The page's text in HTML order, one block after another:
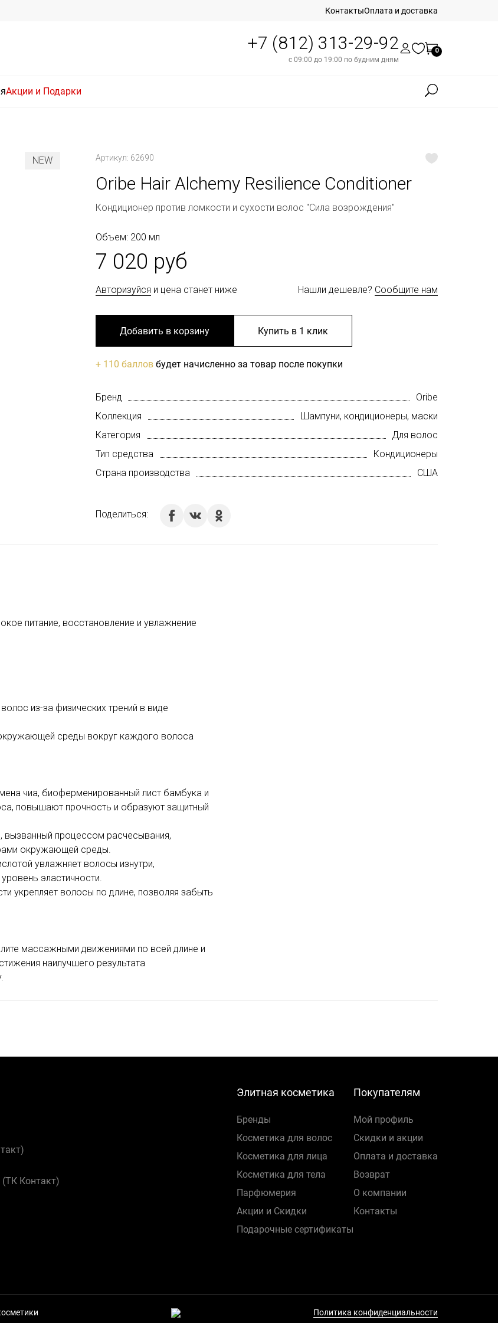
КонтактыОплата и доставка
+7 (812) 313-29-92
с 09:00 до 19:00 по будним дням
0
Акции и Подарки
NEW Артикул: 62690
Oribe Hair Alchemy Resilience Conditioner
Кондиционер против ломкости и сухости волос "Сила возрождения"
Объем: 200 мл
7 020 руб
Авторизуйся и цена станет ниже Нашли дешевле? Сообщите нам
Добавить в корзину Купить в 1 клик
+ 110 баллов будет начисленно за товар после покупки
Бренд
Oribe
Коллекция
Шампуни, кондиционеры, маски
Категория
Для волос
Тип средства
Кондиционеры
Страна производства
США
Поделиться:
питание, восстановление и увлажнение
из-за физических трений в виде
среды вокруг каждого волоса
чиа, биоферменированный лист бамбука и
повышают прочность и образуют защитный
процессом расчесывания,
окружающей среды.
увлажняет волосы изнутри,
эластичности.
укрепляет волосы по длине, позволяя забыть
массажными движениями по всей длине и
наилучшего результата
(ТК Контакт)
Элитная косметика
Бренды
Косметика для волос
Косметика для лица
Косметика для тела
Парфюмерия
Акции и Скидки
Подарочные сертификаты
Покупателям
Мой профиль
Скидки и акции
Оплата и доставка
Возврат
О компании
Контакты
Политика конфиденциальности